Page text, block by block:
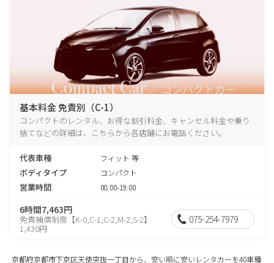
基本料金 免責別（C-1）
コンパクトのレンタル、お得な割引料金、キャンセル料金や乗り
捨てなどの詳細は、こちらから各店舗にお電話ください。
代表車種 フィット 等
ボディタイプ コンパクト
営業時間 08:00-19:00
6時間7,463円
免責補償制度【K-0,C-1,C-2,M-2,S-2】
1,430円
075-254-7979
京都府京都市下京区天使突抜一丁目から、安い順に安いレンタカーを40車種